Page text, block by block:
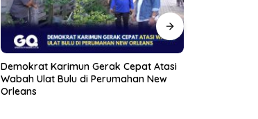
Satlantas Polres Bintan Kedepankan
Edukasi, 30 Pelanggar Hanya Diberi
Teguran